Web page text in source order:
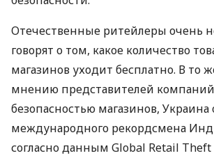
Отечественные ритейлеры очень
говорят о том, какое количество
магазинов уходит бесплатно. В то
мнению представителей
безопасностью магазинов, Украина
международного рекордсмена
согласно данным Global Retail Theft